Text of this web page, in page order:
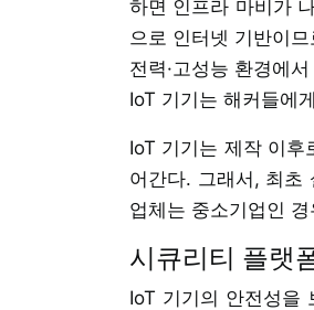
하면 인프라 마비가
으로 인터넷 기반이
전력·고성능 환경에
IoT 기기는 해커들에
IoT 기기는 제작 이후
어간다. 그래서, 최초
업체는 중소기업인
시큐리티 플랫
IoT 기기의 안전성을